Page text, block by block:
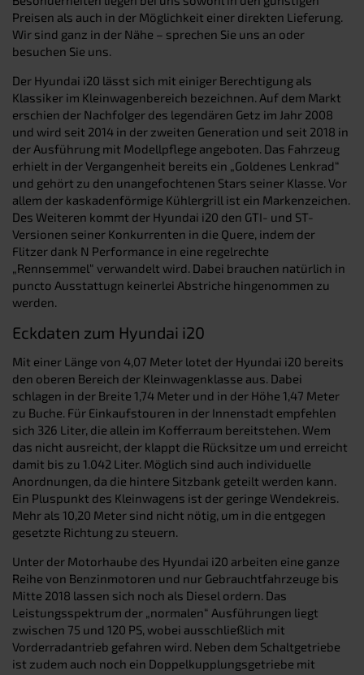
Preisen als auch in der Möglichkeit einer direkten Lieferung.
Wir sind ganz in der Nähe – sprechen Sie uns an oder
besuchen Sie uns.
Der Hyundai i20 lässt sich mit einiger Berechtigung als
Klassiker im Kleinwagenbereich bezeichnen. Auf dem Markt
erschien der Nachfolger des legendären Getz im Jahr 2008
und wird seit 2014 in der zweiten Generation und seit 2018 in
der Ausführung mit Modellpflege angeboten. Das Fahrzeug
erhielt in der Vergangenheit bereits ein „Goldenes Lenkrad“
und gehört zu den unangefochtenen Stars seiner Klasse. Vor
allem der kaskadenförmige Kühlergrill ist ein Markenzeichen.
Des Weiteren kommt der Hyundai i20 den GTI- und ST-
Versionen seiner Konkurrenten in die Quere, indem der
Flitzer dank N Performance in eine regelrechte
„Rennsemmel“ verwandelt wird. Dabei brauchen natürlich in
puncto Ausstattugn keinerlei Abstriche hingenommen zu
werden.
Eckdaten zum Hyundai i20
Mit einer Länge von 4,07 Meter lotet der Hyundai i20 bereits
den oberen Bereich der Kleinwagenklasse aus. Dabei
schlagen in der Breite 1,74 Meter und in der Höhe 1,47 Meter
zu Buche. Für Einkaufstouren in der Innenstadt empfehlen
sich 326 Liter, die allein im Kofferraum bereitstehen. Wem
das nicht ausreicht, der klappt die Rücksitze um und erreicht
damit bis zu 1.042 Liter. Möglich sind auch individuelle
Anordnungen, da die hintere Sitzbank geteilt werden kann.
Ein Pluspunkt des Kleinwagens ist der geringe Wendekreis.
Mehr als 10,20 Meter sind nicht nötig, um in die entgegen
gesetzte Richtung zu steuern.
Unter der Motorhaube des Hyundai i20 arbeiten eine ganze
Reihe von Benzinmotoren und nur Gebrauchtfahrzeuge bis
Mitte 2018 lassen sich noch als Diesel ordern. Das
Leistungsspektrum der „normalen“ Ausführungen liegt
zwischen 75 und 120 PS, wobei ausschließlich mit
Vorderradantrieb gefahren wird. Neben dem Schaltgetriebe
ist zudem auch noch ein Doppelkupplungsgetriebe mit